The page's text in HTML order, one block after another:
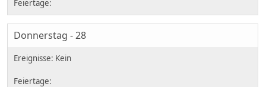
Donnerstag - 28